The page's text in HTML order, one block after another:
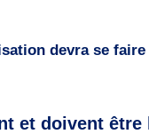
devra se
et doivent